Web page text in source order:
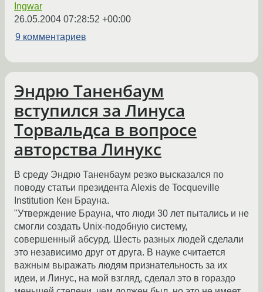
Ingwar
26.05.2004 07:28:52 +00:00
9 комментариев
Эндрю Таненбаум
вступился за Линуса
Торвальдса в вопросе
авторства Линукс
В среду Эндрю Таненбаум резко высказался по
поводу статьи президента Alexis de Tocqueville
Institution Кен Брауна.
"Утверждение Брауна, что люди 30 лет пытались и не
смогли создать Unix-подобную систему,
совершенный абсурд. Шесть разных людей сделали
это независимо друг от друга. В науке считается
важным выражать людям признательность за их
идеи, и Линус, на мой взгляд, сделал это в гораздо